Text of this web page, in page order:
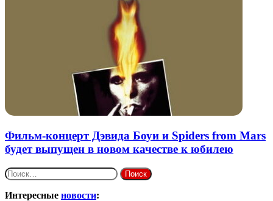
Фильм-концерт Дэвида Боуи и Spiders from Mars
будет выпущен в новом качестве к юбилею
Найти:
Интересные новости: